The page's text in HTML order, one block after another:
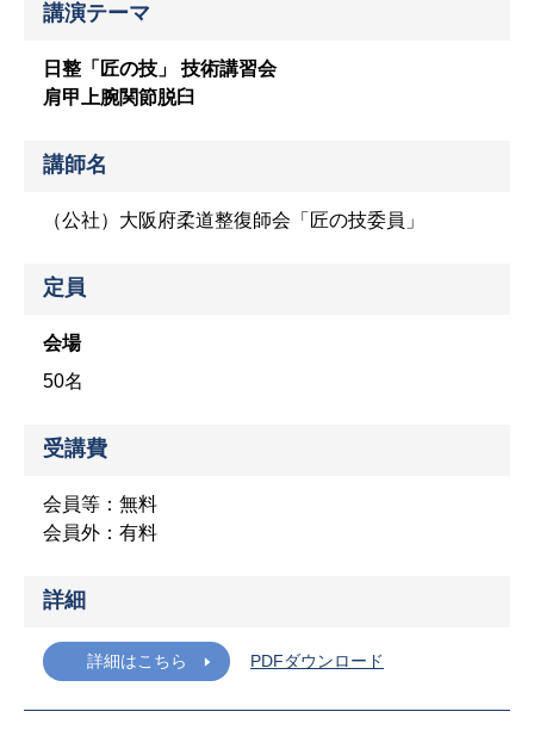
講演テーマ
日整「匠の技」 技術講習会
肩甲上腕関節脱臼
講師名
（公社）大阪府柔道整復師会「匠の技委員」
定員
会場
50名
受講費
会員等：無料
会員外：有料
詳細
PDFダウンロード
詳細はこちら